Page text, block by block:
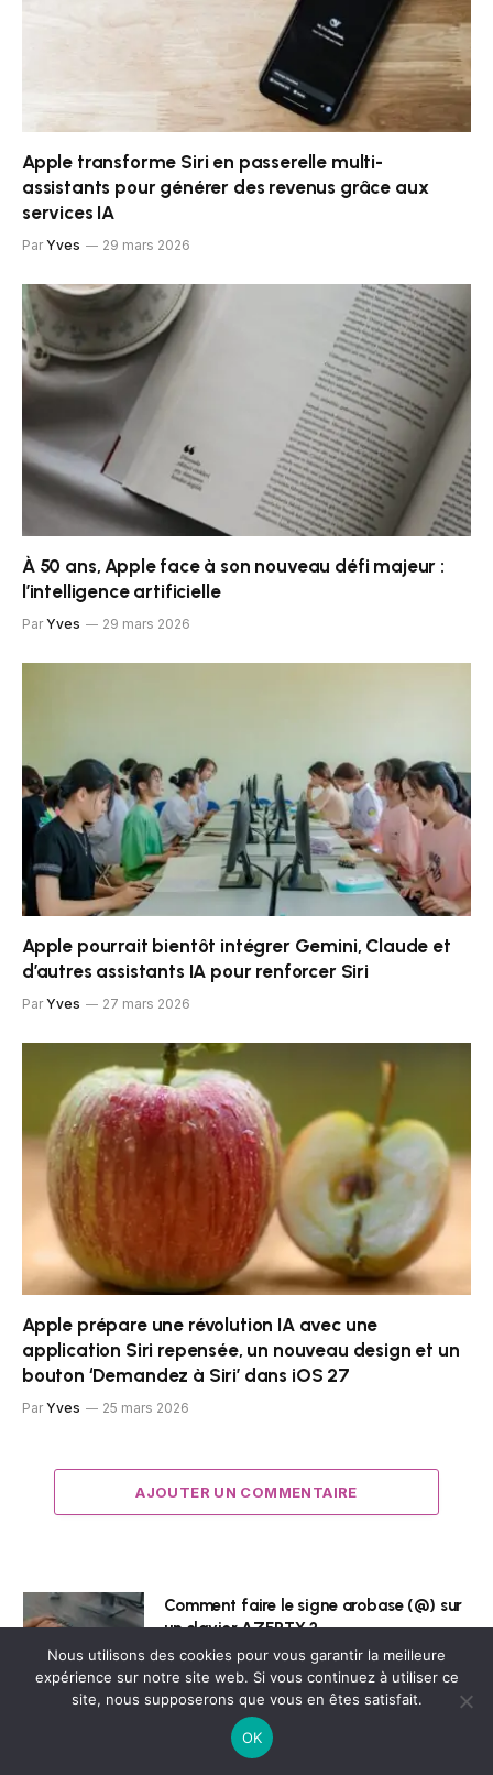
Apple transforme Siri en passerelle multi-
assistants pour générer des revenus grâce aux
services IA
Par Yves 29 mars 2026
À 50 ans, Apple face à son nouveau défi majeur :
l’intelligence artificielle
Par Yves 29 mars 2026
Apple pourrait bientôt intégrer Gemini, Claude et
d’autres assistants IA pour renforcer Siri
Par Yves 27 mars 2026
Apple prépare une révolution IA avec une
application Siri repensée, un nouveau design et un
bouton ‘Demandez à Siri’ dans iOS 27
Par Yves 25 mars 2026
AJOUTER UN COMMENTAIRE
Comment faire le signe arobase (@) sur
un clavier AZERTY ?
7 juillet 2026
Comment Préparer Vos Photos Pour Les
Réseaux Sociaux Sans Passer Par
Nous utilisons des cookies pour vous garantir la meilleure
expérience sur notre site web. Si vous continuez à utiliser ce
site, nous supposerons que vous en êtes satisfait.
OK